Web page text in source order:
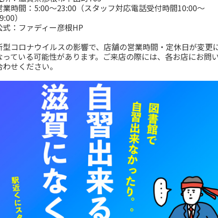
業時間：5:00～23:00（スタッフ対応電話受付時間10:00～
）
： ファディー彦根HP
型コロナウイルスの影響で、店舗の営業時間・定休日が変更
っている可能性があります。ご来店の際には、各お店にお問
わせください。